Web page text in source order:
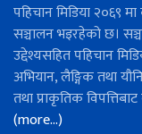
पहिचान मिडिया २०६९
सञ्चालन भइरहेको छ।
उद्देश्यसहित पहिचान
अभियान, लैङ्गिक तथा
तथा प्राकृतिक
(more…)